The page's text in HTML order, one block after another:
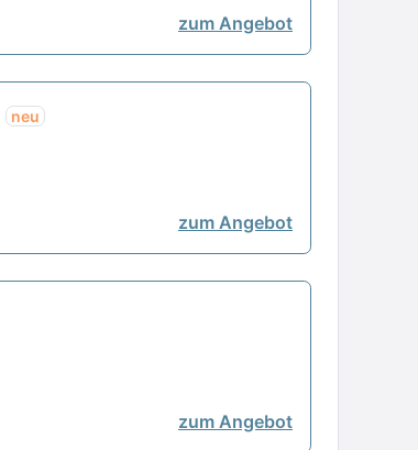
zum Angebot
neu
zum Angebot
zum Angebot